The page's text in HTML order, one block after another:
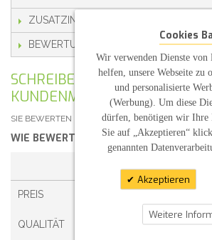
ZUSATZINFORMATION
BEWERTUNGEN
SCHREIBEN SIE IHRE EIGENE
KUNDENMEINUNG
SIE BEWERTEN DEN ARTIKEL: TAUFKERZE S&P
WIE BEWERTEN SIE DIESEN ARTIKEL?*
PREIS
QUALITÄT
Cookies
Wir verwenden Dienste von
helfen, unsere Webseite zu
und personalisierte
(Werbung). Um diese
dürfen, benötigen wir
Sie auf „Akzeptieren“
genannten
Akzeptieren
Weitere